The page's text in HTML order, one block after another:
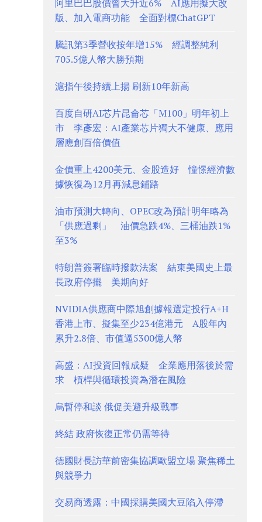
阿里巴巴股價曾大升近6% AI應用擬大改
版、加入電商功能 全面對標ChatGPT
騰訊第3季營收按年增15% 經調整純利
705.5億人幣大勝預期
滬指午後持續上揚 刷新10年新高
百度自研AI芯片昆侖芯「M100」明年初上
市 李彥宏：AI產業芯片獨大不健康、應用
層應創百倍價值
金價重上4200美元、金股造好 憧憬經濟數
據恢復為12月再減息鋪路
油市預測大轉向、OPEC改為預計明年略為
「供應過剩」 油價急跌4%、三桶油跌1%
至3%
特朗普簽署臨時撥款法案 結束美國史上最
長政府停擺 美期向好
NVIDIA供應商中際旭創據報選定投行A+H
香港上市、擬集至少234億港元 A股年內
累升2.8倍、市值逼5300億人幣
高盛：AI投資回報成疑 企業應用落後於需
求 槓桿與循環投資為潛在風險
烏暫停和談 俄促美避升級戰事
終結 政府恢復正常仍需等待
德國財長訪華前密集協調歐盟立場 聚焦稀土
與競爭力
交易商透露：中國採購美國大豆陷入停滯